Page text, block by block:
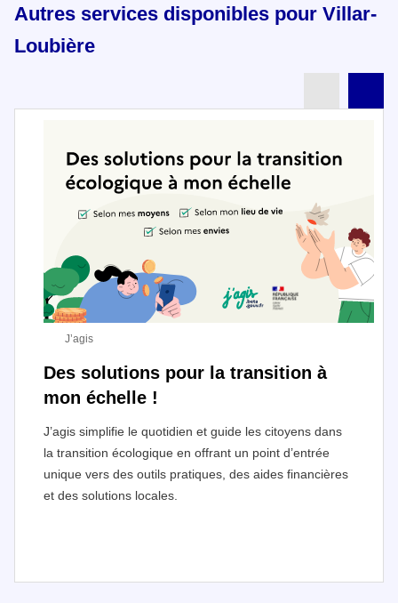
Autres services disponibles pour Villar-
Loubière
Des solutions pour la transition à
mon échelle !
J’agis simplifie le quotidien et guide les citoyens dans
la transition écologique en offrant un point d’entrée
unique vers des outils pratiques, des aides financières
et des solutions locales.
J’agis